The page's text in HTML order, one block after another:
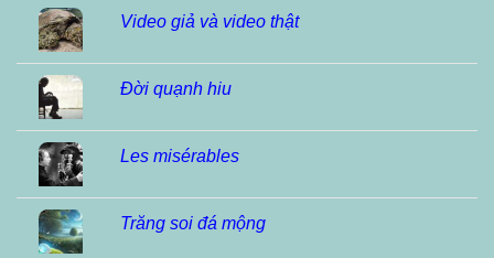
Video giả và video thật
Đời quạnh hiu
Les misérables
Trăng soi đá mộng